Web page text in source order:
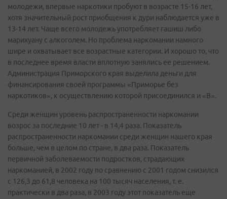
молодежи, впервые наркотики пробуют в возрасте 15-16 лет,
хотя значительный рост приобщения к дури наблюдается уже в
13-14 лет. Чаще всего молодежь употребляет гашиш либо
марихуану с алкоголем. Но проблема наркомании намного
шире и охватывает все возрастные категории. И хорошо то, что
в последнее время власти вплотную занялись ее решением.
Администрация Приморского края выделила деньги для
финансирования своей программы «Приморье без
наркотиков», к осуществлению которой присоединился и «В».
Среди женщин уровень распространенности наркомании
возрос за последние 10 лет - в 14,4 раза. Показатель
распространенности наркомании среди женщин нашего края
больше, чем в целом по стране, в два раза. Показатель
первичной заболеваемости подростков, страдающих
наркоманией, в 2002 году по сравнению с 2001 годом снизился
с 126,3 до 61,8 человека на 100 тысяч населения, т. е.
практически в два раза, в 2003 году этот показатель еще